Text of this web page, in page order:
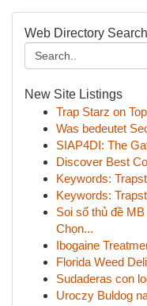
Web Directory Search
New Site Listings
Trap Starz on Top
Was bedeutet
SIAP4DI: The
Discover Best
Keywords:
Keywords:
Soi số thủ đề
Chọn...
Ibogaine
Florida Weed
Sudaderas con
Uroczy Buldog